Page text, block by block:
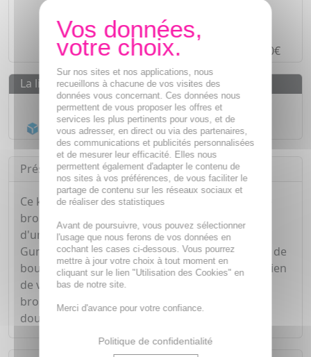
Paiement en ligneSÉCURISÉ
Paiement en 4 fois sans frais à partir de 30€
La livraison
Livraison gratuite dès55€
Acheminement Chronoposten 24h*
Présentation
Ce kit voyage facile à transporter, comporte une
brosse à dent de voyage Gum pliable et dotée
d'une protection antibactérienne, un dentifrice
Gum Gingidex qui protège les gencives, un bain de
bouche Gum Gingidex qui assure un bon entretien
de votre hygiène bucco-dentaire, et une mini-
brossettes Gum Soft-Picks afin de nettoyer en
douceur entre les dents.
Sur nos sites et nos applications, nous
recueillons à chacune de vos visites des
données vous concernant. Ces données nous
permettent de vous proposer les offres et
services les plus pertinents pour vous, et de
vous adresser, en direct ou via des partenaires,
des communications et publicités personnalisées
et de mesurer leur efficacité. Elles nous
permettent également d'adapter le contenu de
nos sites à vos préférences, de vous faciliter le
partage de contenu sur les réseaux sociaux et
de réaliser des statistiques
Avant de poursuivre, vous pouvez sélectionner
l'usage que nous ferons de vos données en
cochant les cases ci-dessous. Vous pourrez
mettre à jour votre choix à tout moment en
cliquant sur le lien "Utilisation des Cookies" en
bas de notre site.
Merci d'avance pour votre confiance.
Politique de confidentialité